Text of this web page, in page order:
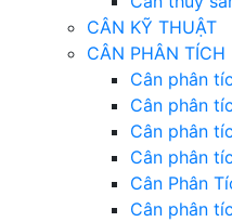
CÂN KỸ THUẬT
CÂN PHÂN TÍCH
Cân phân
Cân phân
Cân phân
Cân phân
Cân Phân
Cân phân